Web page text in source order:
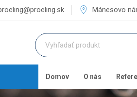
Mánesovo
Domov O nás